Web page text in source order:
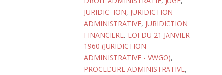
JURIDICTION, JURIDICTION
ADMINISTRATIVE, JURIDICTION
FINANCIERE, LOI DU 21 JANVIER
1960 (JURIDICTION
ADMINISTRATIVE - VWGO),
PROCEDURE ADMINISTRATIVE,